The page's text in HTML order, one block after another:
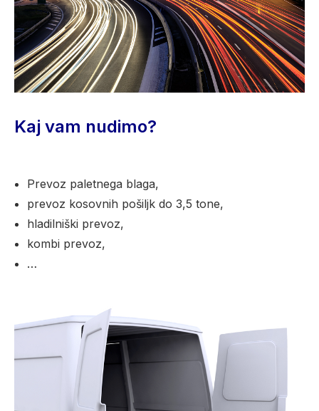
Kaj vam nudimo?
Prevoz paletnega blaga,
prevoz kosovnih pošiljk do 3,5 tone,
hladilniški prevoz,
kombi prevoz,
…